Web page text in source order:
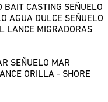
BAIT CASTING SEÑUELO
AGUA DULCE SEÑUELO
LANCE MIGRADORAS
SEÑUELO MAR
ORILLA - SHORE